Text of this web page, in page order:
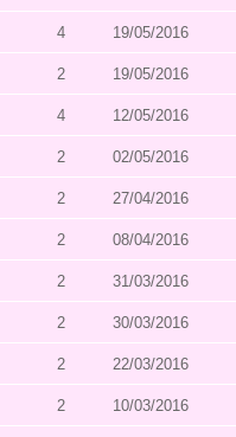
4 19/05/2016
2 19/05/2016
4 12/05/2016
2 02/05/2016
2 27/04/2016
2 08/04/2016
2 31/03/2016
2 30/03/2016
2 22/03/2016
2 10/03/2016